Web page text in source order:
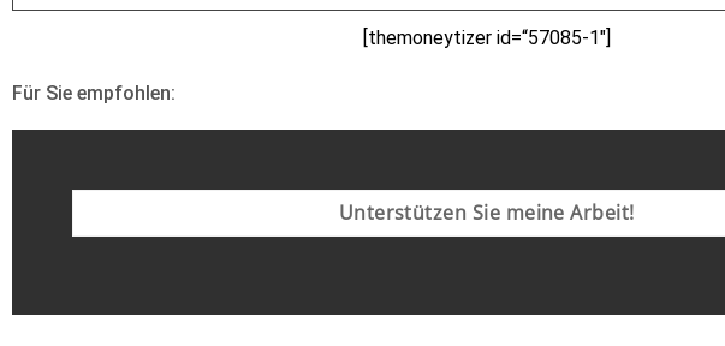
[themoneytizer id=“57085-1″]
Für Sie empfohlen:
Unterstützen Sie meine Arbeit!